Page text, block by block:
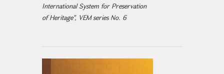
International System for Preservation
of Heritage", VEM series No. 6